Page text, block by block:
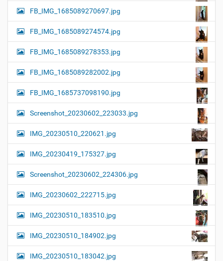
FB_IMG_1685089270697.jpg
FB_IMG_1685089274574.jpg
FB_IMG_1685089278353.jpg
FB_IMG_1685089282002.jpg
FB_IMG_1685737098190.jpg
Screenshot_20230602_223033.jpg
IMG_20230510_220621.jpg
IMG_20230419_175327.jpg
Screenshot_20230602_224306.jpg
IMG_20230602_222715.jpg
IMG_20230510_183510.jpg
IMG_20230510_184902.jpg
IMG_20230510_183042.jpg